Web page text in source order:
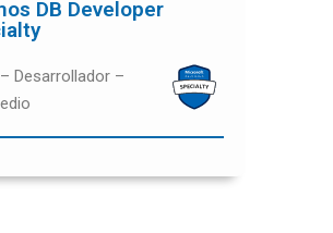
DB Developer
Desarrollador –